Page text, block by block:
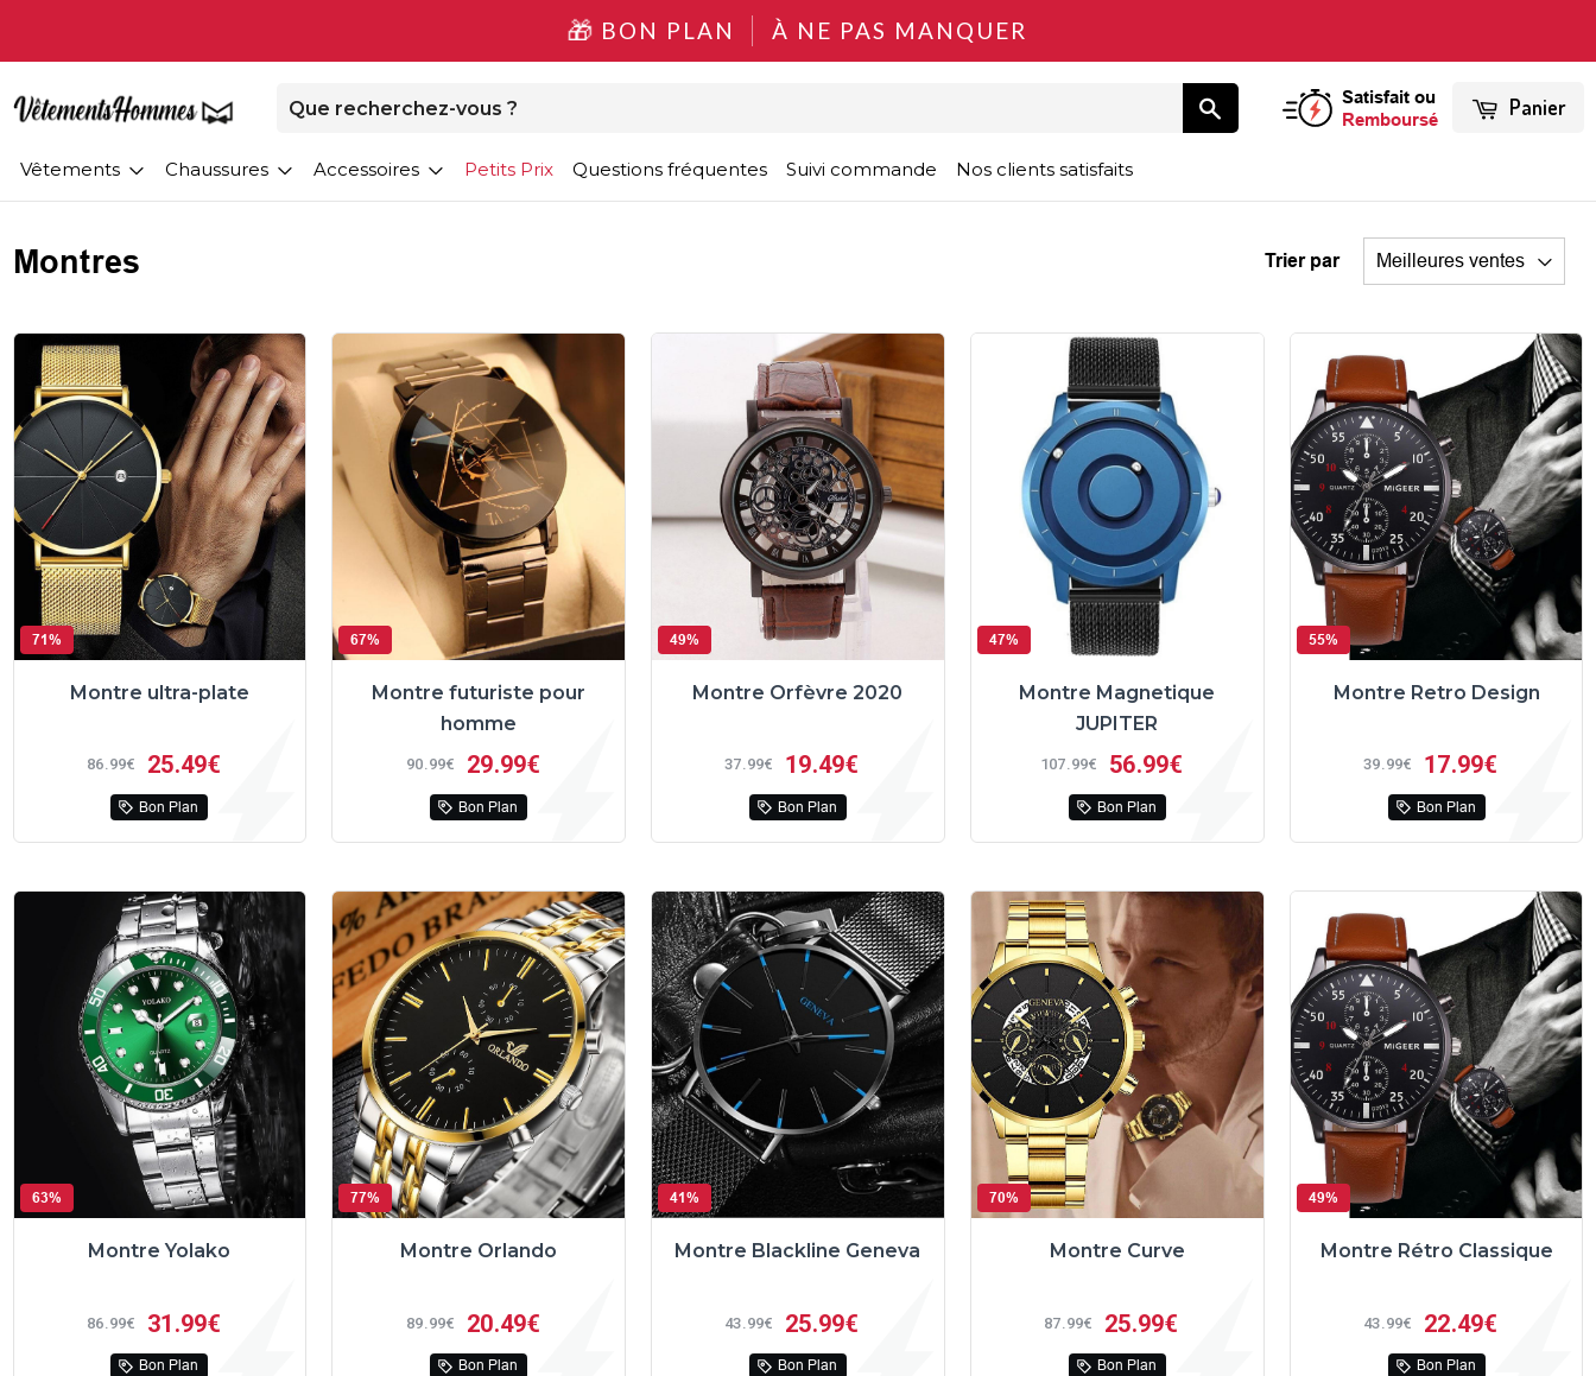
BON PLAN À NE PAS MANQUER
Satisfait ou
Remboursé
Panier
Vêtements Chaussures Accessoires Petits Prix Questions fréquentes Suivi commande Nos clients satisfaits
Montres Trier par
71%
Montre ultra-plate
86 99€ 25 49€
Bon Plan
67%
Montre futuriste pour
homme
90 99€ 29 99€
Bon Plan
49%
Montre Orfèvre 2020
37 99€ 19 49€
Bon Plan
47%
Montre Magnetique
JUPITER
107 99€ 56 99€
Bon Plan
55%
Montre Retro Design
39 99€ 17 99€
Bon Plan
63%
Montre Yolako
86 99€ 31 99€
Bon Plan
77%
Montre Orlando
89 99€ 20 49€
Bon Plan
41%
Montre Blackline Geneva
43 99€ 25 99€
Bon Plan
70%
Montre Curve
87 99€ 25 99€
Bon Plan
49%
Montre Rétro Classique
43 99€ 22 49€
Bon Plan